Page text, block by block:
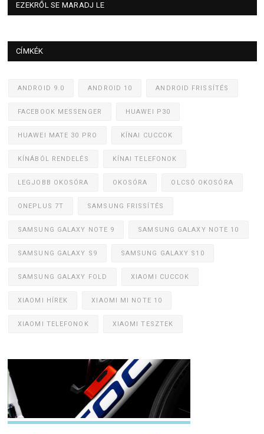
EZEKRŐL SE MARADJ LE
CÍMKÉK
ANDROID 9.0 ANDROID 10 ANDROID FRISSÍTÉS
FACEBOOK MESSENGER HUAWEI P30
HUAWEI MATE 30 PRO KÍNAI CUCCOK
KÍNÁBÓL RENDELÉS KÍNAI TELEFONOK
LEGJOBB OKOSÓRA OKOSÓRA OLCSÓ OKOSÓRA
ONEPLUS 7T SAMSUNG FRISSÍTÉS
SAMSUNG GALAXY NOTE 9 SAMSUNG GALAXY NOTE 10
SAMSUNG GALAXY S9 SAMSUNG GALAXY S10
SAMSUNG GALAXY FOLD XIAOMI CUCCOK
XIAOMI HÍREK XIAOMI MI NOTE 10
XIAOMI TELEFONOK XIAOMI TESZTEK